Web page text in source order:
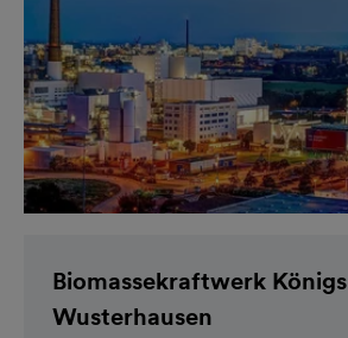
Biomassekraftwerk Königs
Wusterhausen